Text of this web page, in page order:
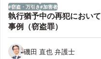
人から連絡を図り、集団ミーティ
を継続した。公判期日には、情状
だき、依頼者の更生環境と今後の
窃盗・万引き 加害者
執行猶予中の再犯におい
事例（窃盗罪）
磯田 直也 弁護士